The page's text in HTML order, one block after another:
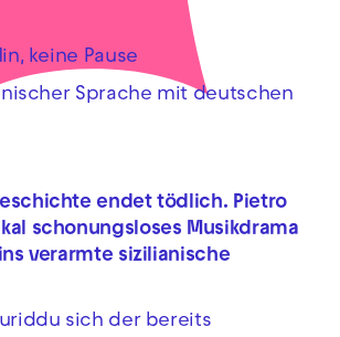
keine Pause
Sprache mit deutschen
endet tödlich. Pietro
schonungsloses Musikdrama
verarmte sizilianische
sich der bereits